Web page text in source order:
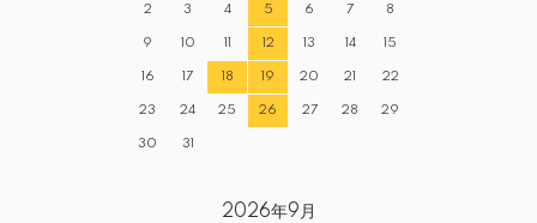
2 3 4 5 6 7 8
9 10 11 12 13 14 15
16 17 18 19 20 21 22
23 24 25 26 27 28 29
30 31
2026年9月